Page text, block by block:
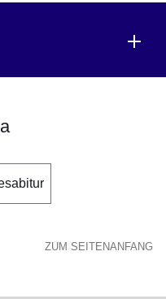
ZUM SEITENANFANG